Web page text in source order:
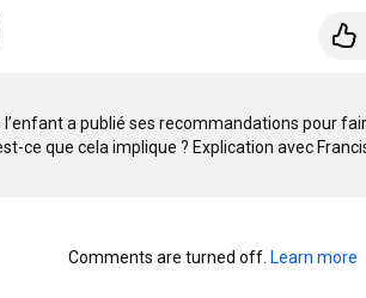
a publié ses recommandations pour
ce que cela implique ? Explication avec
Comments are turned off. Learn more